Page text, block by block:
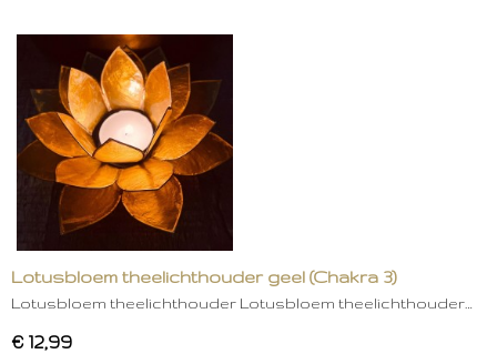
Lotusbloem theelichthouder geel (Chakra 3)
Lotusbloem theelichthouder Lotusbloem theelichthouder…
€ 12,99